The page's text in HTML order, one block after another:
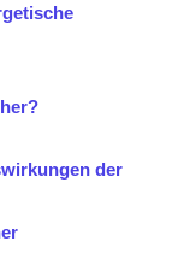
der